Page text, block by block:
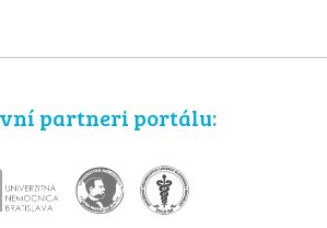
partneri portálu: